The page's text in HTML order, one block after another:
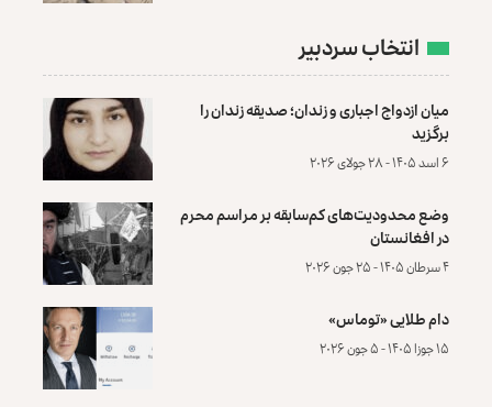
انتخاب سردبیر
میان ازدواج اجباری و زندان؛ صدیقه زندان را
برگزید
۶ اسد ۱۴۰۵ - ۲۸ جولای ۲۰۲۶
وضع محدودیت‌های کم‌سابقه بر مراسم محرم
در افغانستان
۴ سرطان ۱۴۰۵ - ۲۵ جون ۲۰۲۶
دام طلایی «توماس»
۱۵ جوزا ۱۴۰۵ - ۵ جون ۲۰۲۶